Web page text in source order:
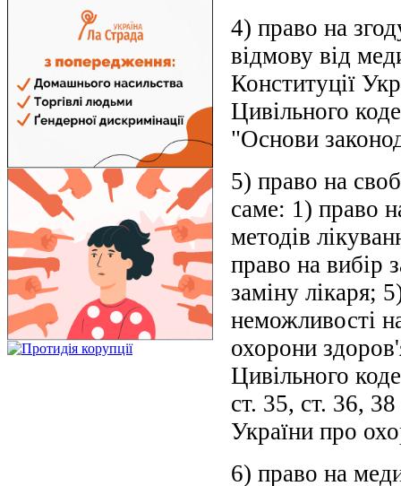
4) право на
відмову від
Конституції
Цивільного
"Основи
5) право на
саме: 1) право
методів
право на вибір
заміну лікаря;
неможливості
охорони
Цивільного
ст. 35, ст. 36,
України про
6) право на